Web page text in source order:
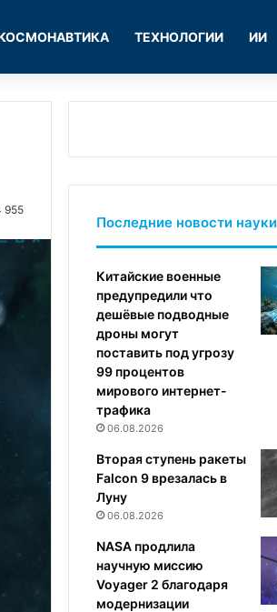
ТЕХНОЛОГИИ ИИ
955
Последние новости науки
Китайские военные
предупредили что
дешёвые подводные
дроны могут
поставить под угрозу
99 процентов
мирового интернет-
трафика
06.08.2026
Вторая ступень ракеты
Falcon 9 врезалась в
Луну
06.08.2026
NASA продлила
научную миссию
Voyager 2 благодаря
модернизации